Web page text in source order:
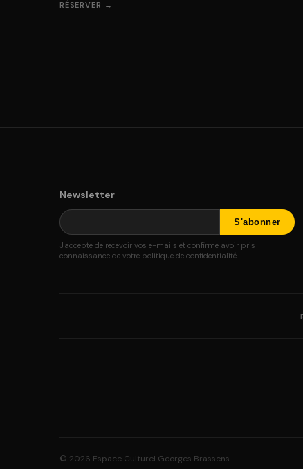
RÉSERVER →
Newsletter
J'accepte de recevoir vos e-mails et confirme avoir pris
connaissance de votre politique de confidentialité.
© 2026 Espace Culturel Georges Brassens